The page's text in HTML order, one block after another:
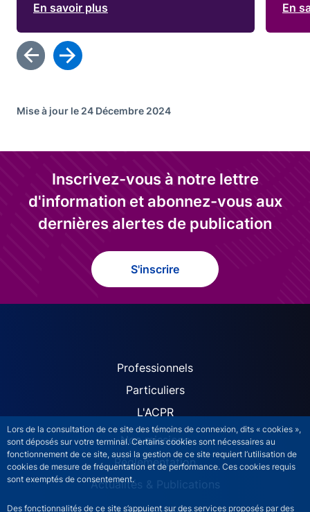
Lors de la consultation de ce site des témoins de connexion, dits « cookies »,
sont déposés sur votre terminal. Certains cookies sont nécessaires au
fonctionnement de ce site, aussi la gestion de ce site requiert l’utilisation de
cookies de mesure de fréquentation et de performance. Ces cookies requis
sont exemptés de consentement.
Des fonctionnalités de ce site s’appuient sur des services proposés par des
En savoir plus En
Mise à jour le 24 Décembre 2024
Inscrivez-vous à notre lettre
d'information et abonnez-vous aux
dernières alertes de publication
S'inscrire
ACPR site navigation
Professionnels
Particuliers
L'ACPR
Nos missions
Réglementation
Actualités & Publications